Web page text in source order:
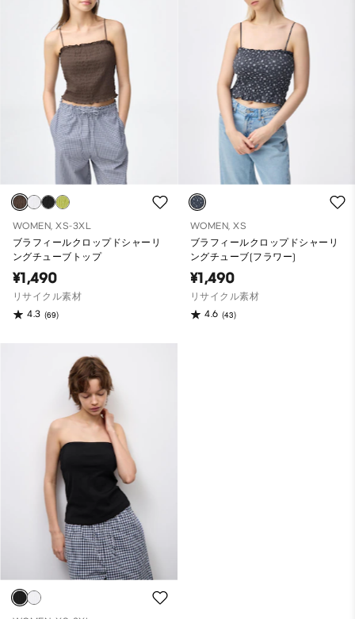
WOMEN, XS-3XL
ブラフィールクロップドシャーリ
ングチューブトップ
¥1,490
リサイクル素材
4.3 (69)
WOMEN, XS
ブラフィールクロップドシャーリ
ングチューブ(フラワー)
¥1,490
リサイクル素材
4.6 (43)